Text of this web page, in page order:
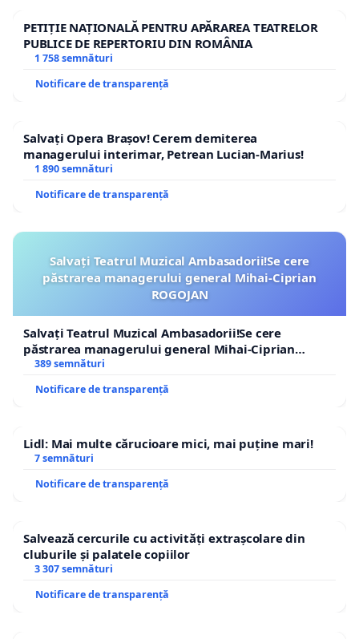
PETIȚIE NAȚIONALĂ PENTRU APĂRAREA TEATRELOR
PUBLICE DE REPERTORIU DIN ROMÂNIA
1 758 semnături
Notificare de transparență
Salvați Opera Brașov! Cerem demiterea
managerului interimar, Petrean Lucian-Marius!
1 890 semnături
Notificare de transparență
Salvați Teatrul Muzical Ambasadorii!Se cere
păstrarea managerului general Mihai-Ciprian
ROGOJAN
Salvați Teatrul Muzical Ambasadorii!Se cere
păstrarea managerului general Mihai-Ciprian
ROGOJAN
389 semnături
Notificare de transparență
Lidl: Mai multe cărucioare mici, mai puține mari!
7 semnături
Notificare de transparență
Salvează cercurile cu activități extrașcolare din
cluburile și palatele copiilor
3 307 semnături
Notificare de transparență